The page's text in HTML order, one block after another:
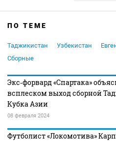
ПО ТЕМЕ
Таджикистан Узбекистан
Сборные
Экс‑форвард «Спартака»
всплеском выход сборной
Кубка Азии
08 февраля 2024
Футболист «Локомотива»